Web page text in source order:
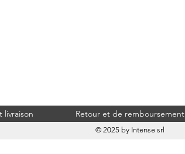
Retour et de remboursement
© 2025 by Intense srl